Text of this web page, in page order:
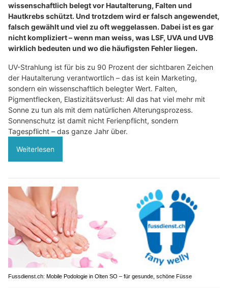
wissenschaftlich belegt vor Hautalterung, Falten und
Hautkrebs schützt. Und trotzdem wird er falsch angewendet,
falsch gewählt und viel zu oft weggelassen. Dabei ist es gar
nicht kompliziert – wenn man weiss, was LSF, UVA und UVB
wirklich bedeuten und wo die häufigsten Fehler liegen.
UV-Strahlung ist für bis zu 90 Prozent der sichtbaren Zeichen
der Hautalterung verantwortlich – das ist kein Marketing,
sondern ein wissenschaftlich belegter Wert. Falten,
Pigmentflecken, Elastizitätsverlust: All das hat viel mehr mit
Sonne zu tun als mit dem natürlichen Alterungsprozess.
Sonnenschutz ist damit nicht Ferienpflicht, sondern
Tagespflicht – das ganze Jahr über.
Weiterlesen
Fussdienst.ch: Mobile Podologie in Olten SO – für gesunde, schöne Füsse